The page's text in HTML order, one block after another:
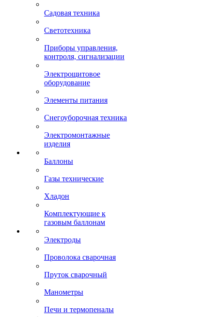
Садовая техника
Светотехника
Приборы управления,
контроля, сигнализации
Электрощитовое
оборудование
Элементы питания
Снегоуборочная техника
Электромонтажные
изделия
Баллоны
Газы технические
Хладон
Комплектующие к
газовым баллонам
Электроды
Проволока сварочная
Пруток сварочный
Манометры
Печи и термопеналы